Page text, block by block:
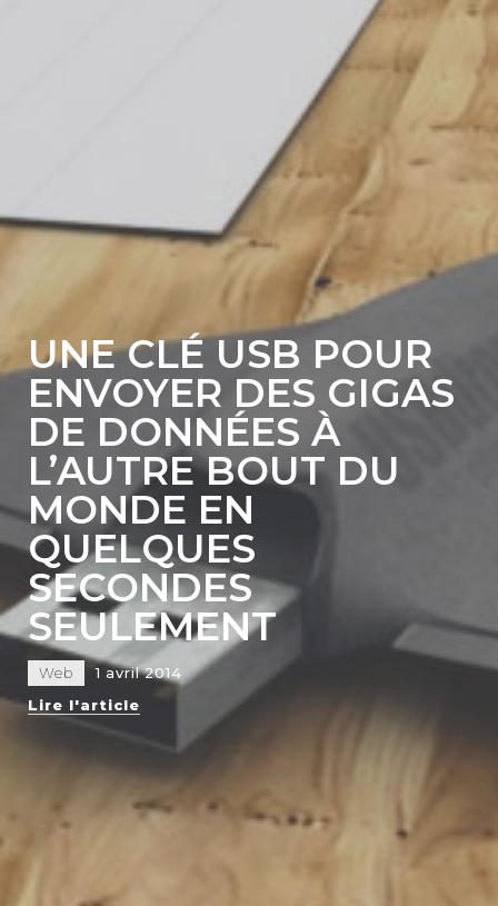
UNE CLÉ USB POUR
ENVOYER DES GIGAS
DE DONNÉES À
L’AUTRE BOUT DU
MONDE EN
QUELQUES
SECONDES
SEULEMENT
Web
1 avril 2014
Lire l'article